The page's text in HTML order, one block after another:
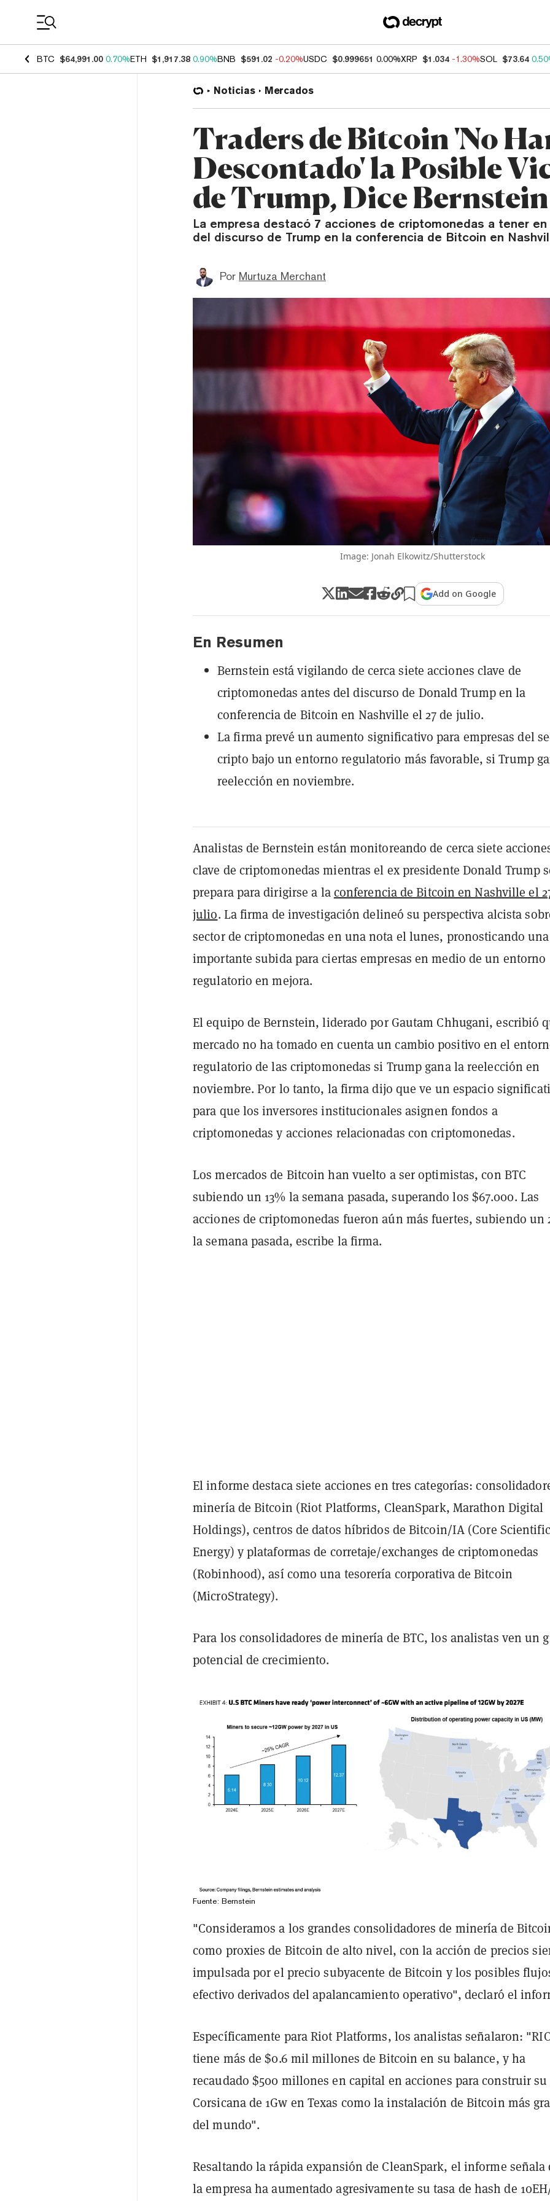
BTC $64,991.00 0.70%ETH $1,917.38 0.90%BNB $591.02 -0.20%USDC $0.999651 0.00%XRP $1.034 -1.30%SOL $73.64
Noticias Mercados
Traders de Bitcoin 'No
Descontado' la Posible
de Trump, Dice Bernstein
La empresa destacó 7 acciones de criptomonedas a tener
del discurso de Trump en la conferencia de Bitcoin en
Por Murtuza Merchant
Image: Jonah Elkowitz/Shutterstock
Add on Google
En Resumen
Bernstein está vigilando de cerca siete acciones clave de
criptomonedas antes del discurso de Donald Trump en la
conferencia de Bitcoin en Nashville el 27 de julio.
La firma prevé un aumento significativo para empresas del
cripto bajo un entorno regulatorio más favorable, si Trump
reelección en noviembre.
Analistas de Bernstein están monitoreando de cerca siete
clave de criptomonedas mientras el ex presidente Donald Trump
prepara para dirigirse a laconferencia de Bitcoin en Nashville el
julio. La firma de investigación delineó su perspectiva alcista
sector de criptomonedas en una nota el lunes, pronosticando una
importante subida para ciertas empresas en medio de un entorno
regulatorio en mejora.
El equipo de Bernstein, liderado por Gautam Chhugani, escribió
mercado no ha tomado en cuenta un cambio positivo en el
regulatorio de las criptomonedas si Trump gana la reelección en
noviembre. Por lo tanto, la firma dijo que ve un espacio
para que los inversores institucionales asignen fondos a
criptomonedas y acciones relacionadas con criptomonedas.
Los mercados de Bitcoin han vuelto a ser optimistas, con BTC
subiendo un 13% la semana pasada, superando los $67.000. Las
acciones de criptomonedas fueron aún más fuertes, subiendo un
la semana pasada, escribe la firma.
El informe destaca siete acciones en tres categorías:
minería de Bitcoin (Riot Platforms, CleanSpark, Marathon Digital
Holdings), centros de datos híbridos de Bitcoin/IA (Core
Energy) y plataformas de corretaje/exchanges de criptomonedas
(Robinhood), así como una tesorería corporativa de Bitcoin
(MicroStrategy).
Para los consolidadores de minería de BTC, los analistas ven un
potencial de crecimiento.
Fuente: Bernstein
"Consideramos a los grandes consolidadores de minería de
como proxies de Bitcoin de alto nivel, con la acción de precios
impulsada por el precio subyacente de Bitcoin y los posibles
efectivo derivados del apalancamiento operativo", declaró el
Específicamente para Riot Platforms, los analistas señalaron:
tiene más de $0.6 mil millones de Bitcoin en su balance, y ha
recaudado $500 millones en capital en acciones para construir
Corsicana de 1Gw en Texas como la instalación de Bitcoin más
del mundo".
Resaltando la rápida expansión de CleanSpark, el informe señala
la empresa ha aumentado agresivamente su tasa de hash de